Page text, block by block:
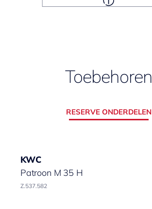
Toebehoren
RESERVE ONDERDELEN
KWC
Patroon M 35 H
Z.537.582